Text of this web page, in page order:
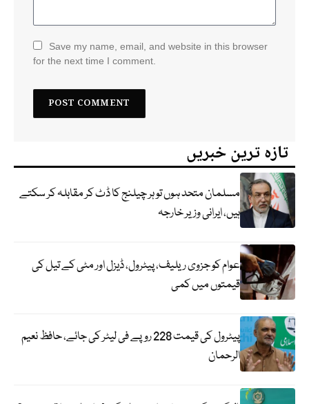
Save my name, email, and website in this browser
for the next time I comment.
تازہ ترین خبریں
مسلمان متحد ہوں تو ہر چیلنج کا ڈٹ کر مقابلہ کر سکتے
ہیں، ایرانی وزیر خارجہ
عوام کو جزوی ریلیف، پیٹرول، ڈیزل اور مٹی کے تیل کی
قیمتوں میں کمی
پیٹرول کی قیمت 228 روپے فی لیٹر کی جائے، حافظ نعیم
الرحمان